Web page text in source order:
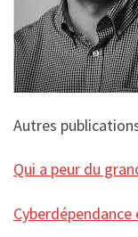
Autres
Qui a peur du